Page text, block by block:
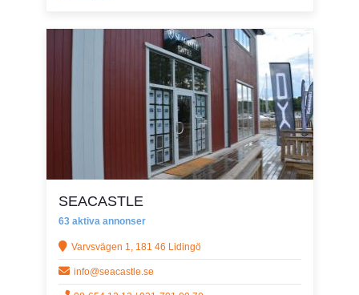
SEACASTLE
63 aktiva annonser
Varvsvägen 1, 181 46 Lidingö
info@seacastle.se